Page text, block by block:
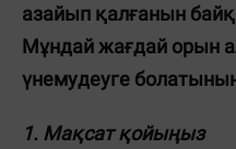
азайып қалғанын
Мұндай жағдай орын
үнемудеуге
1. Мақсат қойыңыз